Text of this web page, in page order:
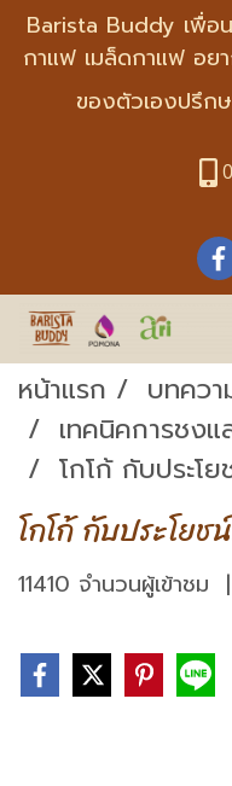
Barista Buddy เพื่อ
กาแฟ เมล็ดกาแฟ อย
ของตัวเองปรึกษ
หน้าแรก
บทคว
เทคนิคการชงแ
โกโก้ กับประโ
โกโก้ กับประโย
11410 จำนวนผู้เข้าชม |